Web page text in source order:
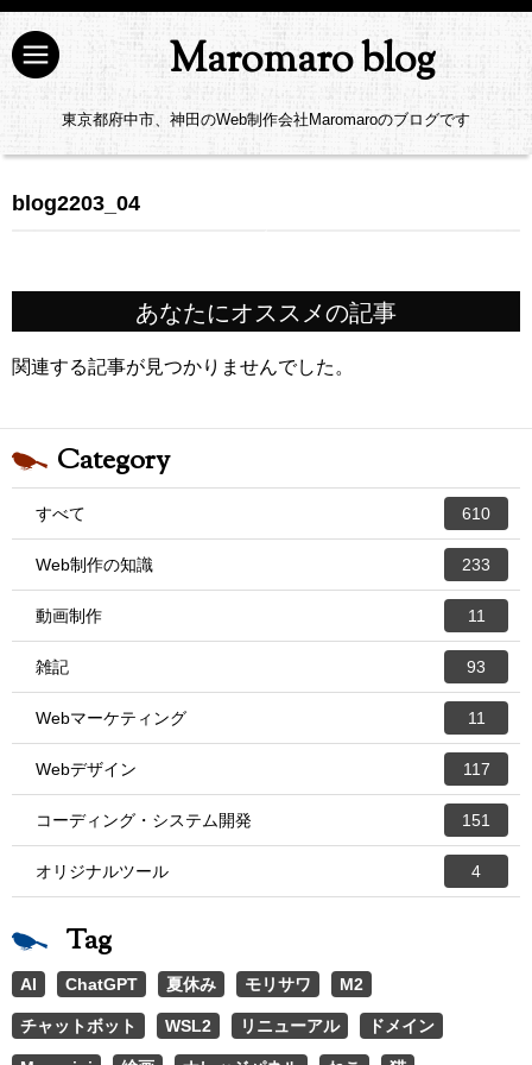
Maromaro blog
東京都府中市、神田のWeb制作会社Maromaroのブログです
blog2203_04
あなたにオススメの記事
関連する記事が見つかりませんでした。
Category
すべて 610
Web制作の知識 233
動画制作 11
雑記 93
Webマーケティング 11
Webデザイン 117
コーディング・システム開発 151
オリジナルツール 4
Tag
AI ChatGPT 夏休み モリサワ M2
チャットボット WSL2 リニューアル ドメイン